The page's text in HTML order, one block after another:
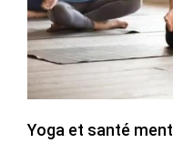
Yoga et santé